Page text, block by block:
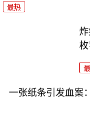
最热
一张纸条引发血案